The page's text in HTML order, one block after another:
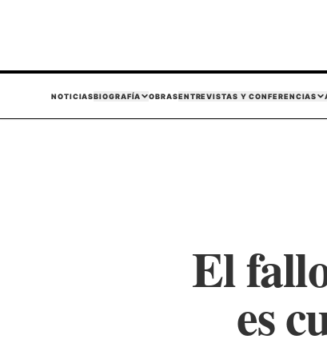
NOTICIASBIOGRAFÍA OBRASENTREVISTAS Y CONFERENCIAS
El
es